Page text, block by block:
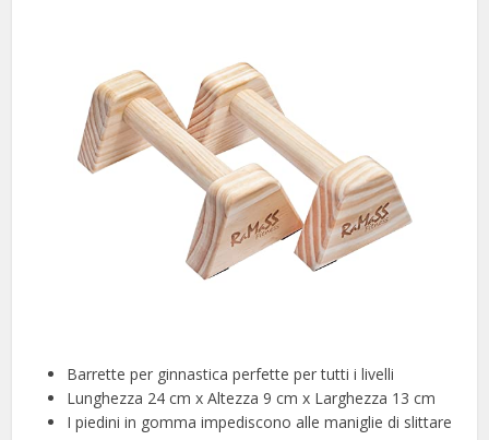
Barrette per ginnastica perfette per tutti i livelli
Lunghezza 24 cm x Altezza 9 cm x Larghezza 13 cm
I piedini in gomma impediscono alle maniglie di slittare